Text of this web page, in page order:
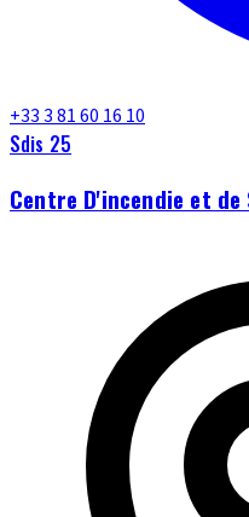
+33 3 81 60 16 10
Sdis 25
Centre D'incendie et